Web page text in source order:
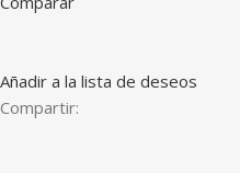
Añadir a la lista de deseos
Compartir: